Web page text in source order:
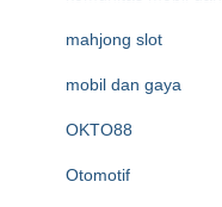
mahjong slot
mobil dan gaya
OKTO88
Otomotif